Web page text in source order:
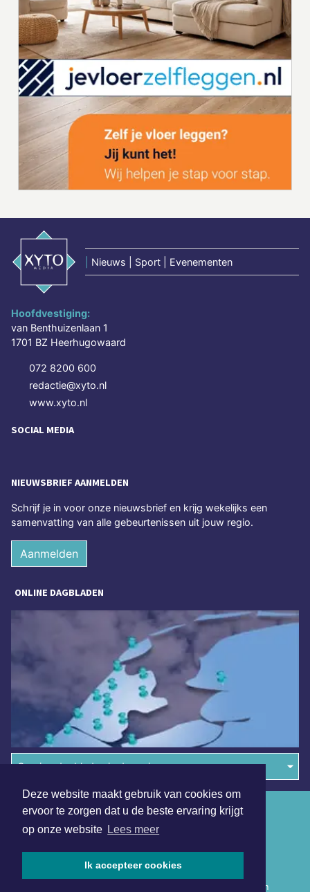
Deze website maakt gebruik van cookies om
ervoor te zorgen dat u de beste ervaring krijgt
op onze website Lees meer
Ik accepteer cookies
Nieuws | Sport | Evenementen
Hoofdvestiging:
van Benthuizenlaan 1
1701 BZ Heerhugowaard
072 8200 600
redactie@xyto.nl
www.xyto.nl
SOCIAL MEDIA
NIEUWSBRIEF AANMELDEN
Schrijf je in voor onze nieuwsbrief en krijg wekelijks een
samenvatting van alle gebeurtenissen uit jouw regio.
Aanmelden
ONLINE DAGBLADEN
Overige dagbladen in de regio
Copyright (c) 2026 | Rotterdammerdagblad.nl - Alle rechten
Algemene voorwaarden
Disclaimer